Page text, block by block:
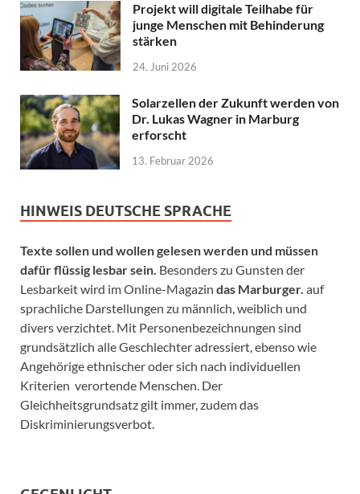
Projekt will digitale Teilhabe für
junge Menschen mit Behinderung
stärken
24. Juni 2026
Solarzellen der Zukunft werden von
Dr. Lukas Wagner in Marburg
erforscht
13. Februar 2026
HINWEIS DEUTSCHE SPRACHE
Texte sollen und wollen gelesen werden und müssen
dafür flüssig lesbar sein. Besonders zu Gunsten der
Lesbarkeit wird im Online-Magazin das Marburger. auf
sprachliche Darstellungen zu männlich, weiblich und
divers verzichtet. Mit Personenbezeichnungen sind
grundsätzlich alle Geschlechter adressiert, ebenso wie
Angehörige ethnischer oder sich nach individuellen
Kriterien verortende Menschen. Der
Gleichheitsgrundsatz gilt immer, zudem das
Diskriminierungsverbot.